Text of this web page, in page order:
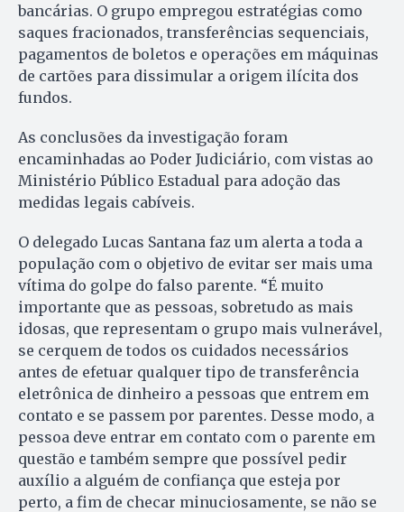
bancárias. O grupo empregou estratégias como
saques fracionados, transferências sequenciais,
pagamentos de boletos e operações em máquinas
de cartões para dissimular a origem ilícita dos
fundos.
As conclusões da investigação foram
encaminhadas ao Poder Judiciário, com vistas ao
Ministério Público Estadual para adoção das
medidas legais cabíveis.
O delegado Lucas Santana faz um alerta a toda a
população com o objetivo de evitar ser mais uma
vítima do golpe do falso parente. “É muito
importante que as pessoas, sobretudo as mais
idosas, que representam o grupo mais vulnerável,
se cerquem de todos os cuidados necessários
antes de efetuar qualquer tipo de transferência
eletrônica de dinheiro a pessoas que entrem em
contato e se passem por parentes. Desse modo, a
pessoa deve entrar em contato com o parente em
questão e também sempre que possível pedir
auxílio a alguém de confiança que esteja por
perto, a fim de checar minuciosamente, se não se